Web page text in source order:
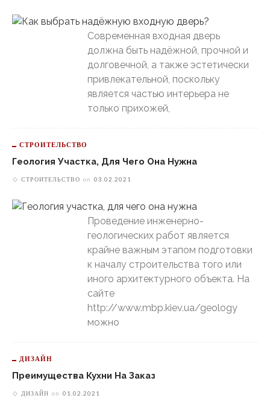
Современная входная дверь
должна быть надёжной, прочной и
долговечной, а также эстетически
привлекательной, поскольку
является частью интерьера не
только прихожей,
СТРОИТЕЛЬСТВО
Геология Участка, Для Чего Она Нужна
СТРОИТЕЛЬСТВО on 03.02.2021
Проведение инженерно-
геологических работ является
крайне важным этапом подготовки
к началу строительства того или
иного архитектурного объекта. На
сайте
http://www.mbp.kiev.ua/geology
можно
ДИЗАЙН
Преимущества Кухни На Заказ
ДИЗАЙН on 01.02.2021